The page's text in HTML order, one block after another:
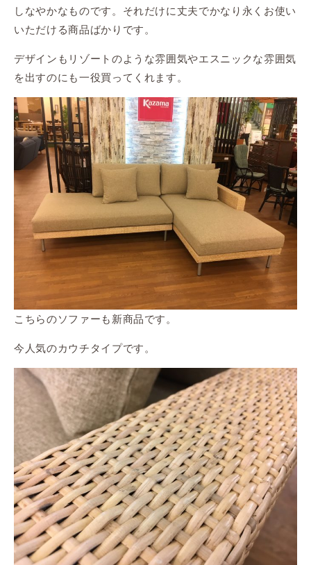
しなやかなものです。それだけに丈夫でかなり永くお使い
いただける商品ばかりです。
デザインもリゾートのような雰囲気やエスニックな雰囲気
を出すのにも一役買ってくれます。
こちらのソファーも新商品です。
今人気のカウチタイプです。